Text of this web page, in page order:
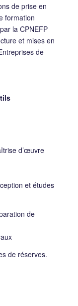
de prise en
formation
la CPNEFP
et mises en
de
d’œuvre
et études
de
de réserves.